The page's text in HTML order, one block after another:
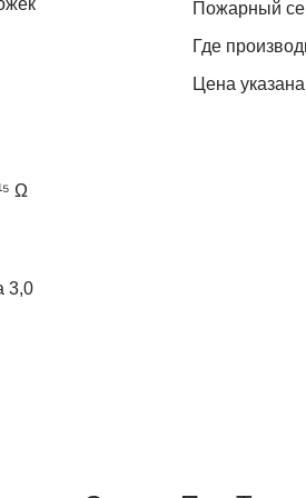
Ω
3,0
Пожарный
Где
Цена